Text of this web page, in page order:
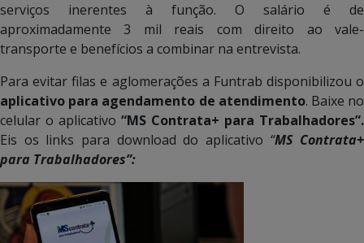
serviços inerentes à função. O salário é de
aproximadamente 3 mil reais com direito ao vale-
transporte e benefícios a combinar na entrevista.
Para evitar filas e aglomerações a Funtrab disponibilizou o
aplicativo para agendamento de atendimento. Baixe no
celular o aplicativo “MS Contrata+ para Trabalhadores”.
Eis os links para download do aplicativo “MS Contrata+
para Trabalhadores”: